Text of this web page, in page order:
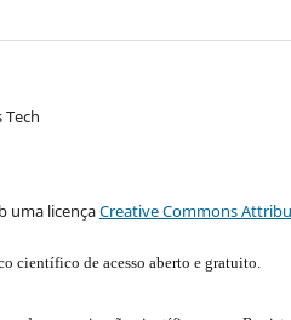
Tech
uma licençaCreative Commons
científico de acesso aberto e gratuito.